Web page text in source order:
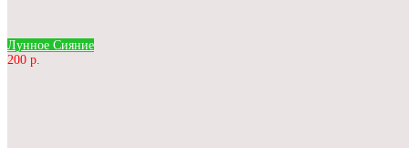
Лунное Сияние
200 р.